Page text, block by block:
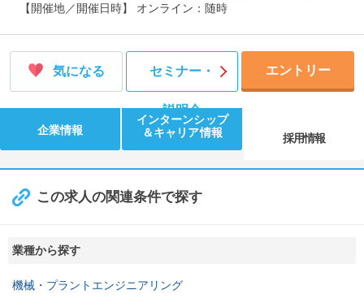
【開催地／開催日時】 オンライン：随時
気になる セミナー・
説明会
エントリー
企業情報
インターンシップ
＆キャリア情報
採用情報
この求人の関連条件で探す
業種から探す
機械・プラントエンジニアリング